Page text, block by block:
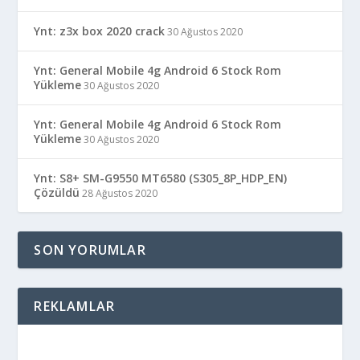
Ynt: z3x box 2020 crack 30 Ağustos 2020
Ynt: General Mobile 4g Android 6 Stock Rom
Yükleme 30 Ağustos 2020
Ynt: General Mobile 4g Android 6 Stock Rom
Yükleme 30 Ağustos 2020
Ynt: S8+ SM-G9550 MT6580 (S305_8P_HDP_EN)
Çözüldü 28 Ağustos 2020
SON YORUMLAR
REKLAMLAR